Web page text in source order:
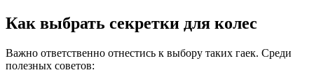
Как выбрать секретки для колес
Важно ответственно отнестись к выбору таких гаек. Среди
полезных советов: